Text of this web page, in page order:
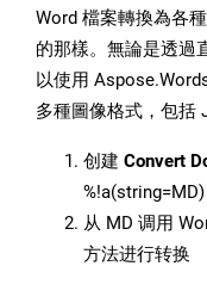
Word 檔案轉換為各
的那樣。無論是透過
以使用
多種圖像格式，包括
创建 Convert
从 MD 调用
方法进行转换